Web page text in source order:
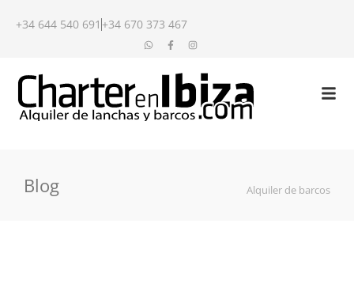
+34 644 540 691 +34 670 373 467
Blog Alquiler de barcos